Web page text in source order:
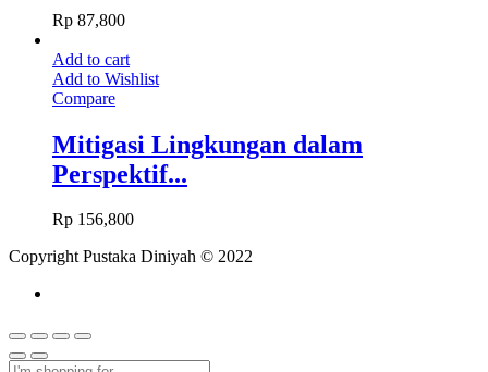
Rp 87,800
Add to cart
Add to Wishlist
Compare
Mitigasi Lingkungan dalam
Perspektif...
Rp 156,800
Copyright Pustaka Diniyah © 2022